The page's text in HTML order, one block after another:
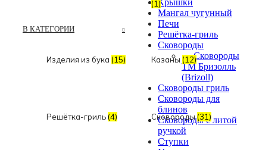
В КАТЕГОРИИ
Крышки
Мангал чугунный
Печи
Решётка-гриль
Сковороды
Сковороды
ТМ Бризолль
(Brizoll)
Сковороды гриль
Сковороды для
блинов
Сковороды с литой
ручкой
Ступки
(1)
Изделия из бука (15) Казаны (12)
Решётка-гриль (4) Сковороды(31)